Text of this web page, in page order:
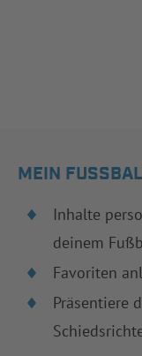
MEIN
Inhalte
deinem
Favoriten
Präsentiere